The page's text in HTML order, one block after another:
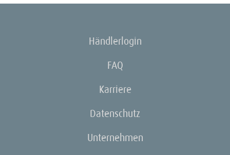
Händlerlogin
FAQ
Karriere
Datenschutz
Unternehmen